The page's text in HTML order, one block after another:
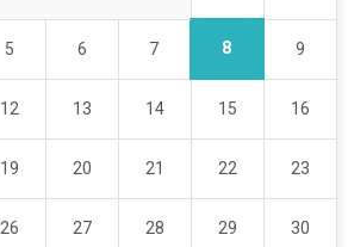
5 6 7 8 9
12 13 14 15 16
19 20 21 22 23
26 27 28 29 30